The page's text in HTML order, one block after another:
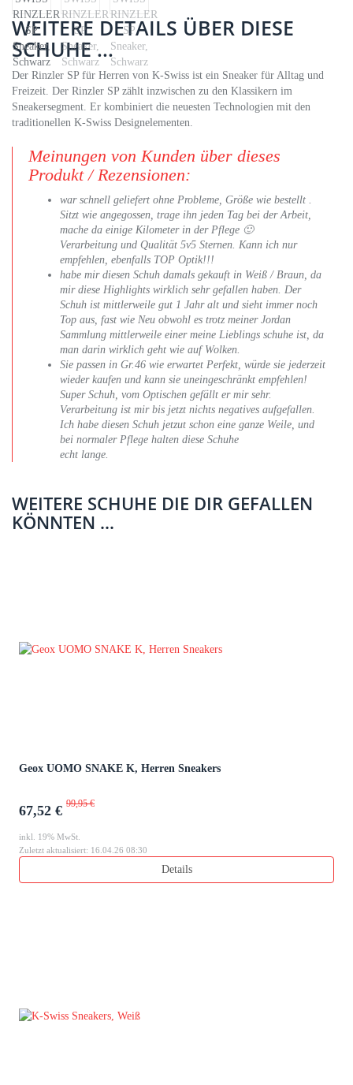
WEITERE DETAILS ÜBER DIESE
SCHUHE ...
Der Rinzler SP für Herren von K-Swiss ist ein Sneaker für Alltag und
Freizeit. Der Rinzler SP zählt inzwischen zu den Klassikern im
Sneakersegment. Er kombiniert die neuesten Technologien mit den
traditionellen K-Swiss Designelementen.
Meinungen von Kunden über dieses
Produkt / Rezensionen:
war schnell geliefert ohne Probleme, Größe wie bestellt .
Sitzt wie angegossen, trage ihn jeden Tag bei der Arbeit,
mache da einige Kilometer in der Pflege 🙂
Verarbeitung und Qualität 5v5 Sternen. Kann ich nur
empfehlen, ebenfalls TOP Optik!!!
habe mir diesen Schuh damals gekauft in Weiß / Braun, da
mir diese Highlights wirklich sehr gefallen haben. Der
Schuh ist mittlerweile gut 1 Jahr alt und sieht immer noch
Top aus, fast wie Neu obwohl es trotz meiner Jordan
Sammlung mittlerweile einer meine Lieblings schuhe ist, da
man darin wirklich geht wie auf Wolken.
Sie passen in Gr.46 wie erwartet Perfekt, würde sie jederzeit
wieder kaufen und kann sie uneingeschränkt empfehlen!
Super Schuh, vom Optischen gefällt er mir sehr.
Verarbeitung ist mir bis jetzt nichts negatives aufgefallen.
Ich habe diesen Schuh jetzut schon eine ganze Weile, und
bei normaler Pflege halten diese Schuhe
echt lange.
WEITERE SCHUHE DIE DIR GEFALLEN
KÖNNTEN ...
Geox UOMO SNAKE K, Herren Sneakers
67,52 € 99,95 €
inkl. 19% MwSt.
Zuletzt aktualisiert: 16.04.26 08:30
Details